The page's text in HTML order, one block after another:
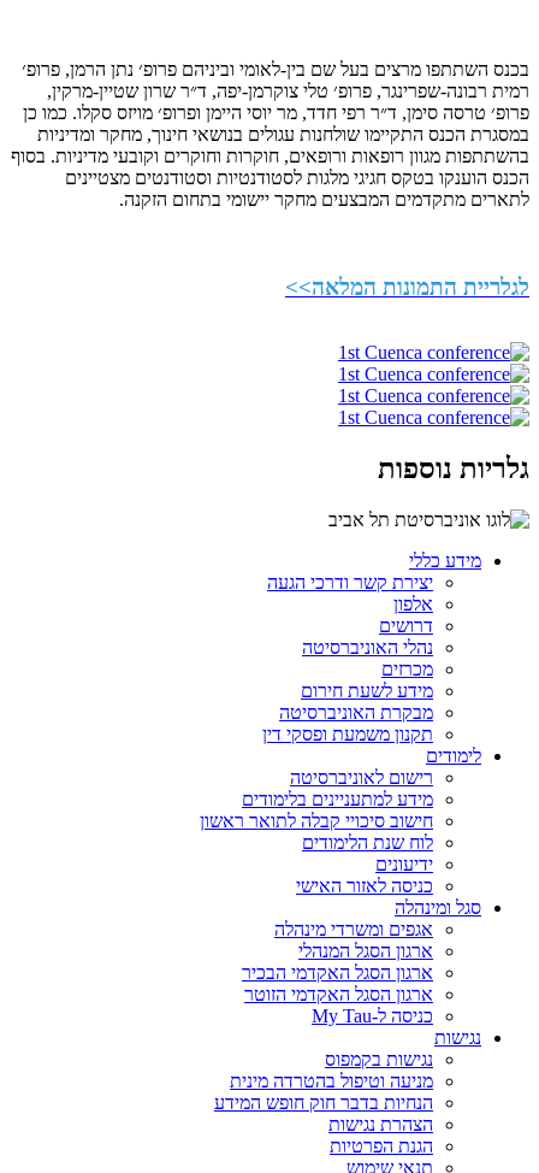
בכנס השתתפו מרצים בעל שם בין-לאומי וביניהם פרופ׳ נתן הרמן, פרופ׳
רמית רבונה-שפרינגר, פרופ׳ טלי צוקרמן-יפה, ד״ר שרון שטיין-מרקין,
פרופ׳ טרסה סימן, ד״ר רפי חדד, מר יוסי היימן ופרופ׳ מויזס סקלו. כמו כן
במסגרת הכנס התקיימו שולחנות עגולים בנושאי חינוך, מחקר ומדיניות
בהשתתפות מגוון רופאות ורופאים, חוקרות וחוקרים וקובעי מדיניות. בסוף
הכנס הוענקו בטקס חגיגי מלגות לסטודנטיות וסטודנטים מצטיינים
לתארים מתקדמים המבצעים מחקר יישומי בתחום הזקנה.
לגלריית התמונות המלאה>>
גלריות נוספות
מידע כללי
יצירת קשר ודרכי הגעה
אלפון
דרושים
נהלי האוניברסיטה
מכרזים
מידע לשעת חירום
מבקרת האוניברסיטה
תקנון משמעת ופסקי דין
לימודים
רישום לאוניברסיטה
מידע למתעניינים בלימודים
חישוב סיכויי קבלה לתואר ראשון
לוח שנת הלימודים
ידיעונים
כניסה לאזור האישי
סגל ומינהלה
אגפים ומשרדי מינהלה
ארגון הסגל המנהלי
ארגון הסגל האקדמי הבכיר
ארגון הסגל האקדמי הזוטר
כניסה ל-My Tau
נגישות
נגישות בקמפוס
מניעה וטיפול בהטרדה מינית
הנחיות בדבר חוק חופש המידע
הצהרת נגישות
הגנת הפרטיות
תנאי שימוש